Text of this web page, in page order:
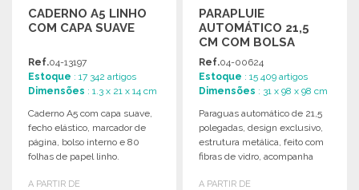
CADERNO A5 LINHO
COM CAPA SUAVE
Ref.04-13197
Estoque : 17 342 artigos
Dimensões : 1.3 x 21 x 14 cm
Caderno A5 com capa suave,
fecho elástico, marcador de
página, bolso interno e 80
folhas de papel linho.
A PARTIR DE
PARAPLUIE
AUTOMÁTICO 21,5
CM COM BOLSA
Ref.04-00624
Estoque : 15 409 artigos
Dimensões : 31 x 98 x 98 cm
Paraguas automático de 21,5
polegadas, design exclusivo,
estrutura metálica, feito com
fibras de vidro, acompanha
A PARTIR DE